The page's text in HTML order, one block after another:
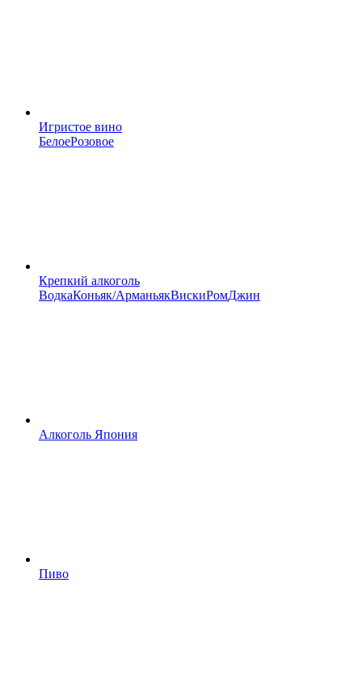
Игристое вино
БелоеРозовое
Крепкий алкоголь
ВодкаКоньяк/АрманьякВискиРомДжин
Алкоголь Япония
Пиво